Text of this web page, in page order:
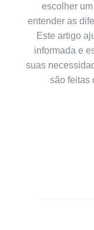
escolher
entender as
Este artigo
informada e
suas
são feitas